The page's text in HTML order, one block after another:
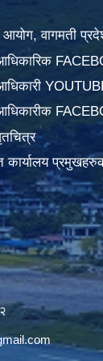
आयोग, वागमती
कार्यालय